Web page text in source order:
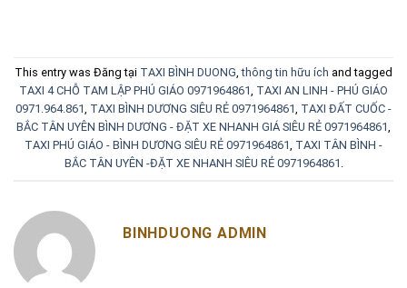
This entry was Đăng tại TAXI BÌNH DUONG,thông tin hữu ích and tagged
TAXI 4 CHỖ TAM LẬP PHÚ GIÁO 0971964861, TAXI AN LINH - PHÚ GIÁO
0971.964.861, TAXI BÌNH DƯƠNG SIÊU RẺ 0971964861, TAXI ĐẤT CUỐC -
BẮC TÂN UYÊN BÌNH DƯƠNG - ĐẶT XE NHANH GIÁ SIÊU RẺ 0971964861,
TAXI PHÚ GIÁO - BÌNH DƯƠNG SIÊU RẺ 0971964861, TAXI TÂN BÌNH -
BẮC TÂN UYÊN -ĐẶT XE NHANH SIÊU RẺ 0971964861 .
BINHDUONG ADMIN